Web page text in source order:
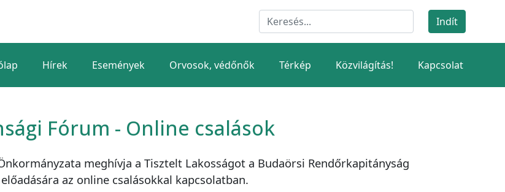
Hírek Események Orvosok, védőnők Térkép Közvilágítás! Kapcsolat
Fórum - Online csalások
meghívja a Tisztelt Lakosságot a Budaörsi Rendőrkapitányság
az online csalásokkal kapcsolatban.